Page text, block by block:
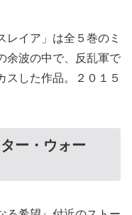
イア」は全５巻のミ
余波の中で、反乱軍で
スした作品。２０１５
ー・ウォー